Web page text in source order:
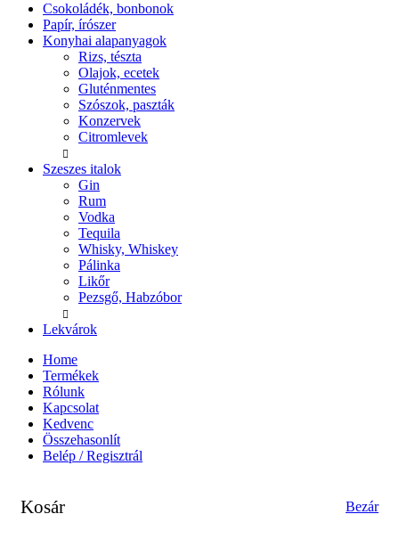
Csokoládék, bonbonok
Papír, írószer
Konyhai alapanyagok
Rizs, tészta
Olajok, ecetek
Gluténmentes
Szószok, paszták
Konzervek
Citromlevek
Szeszes italok
Gin
Rum
Vodka
Tequila
Whisky, Whiskey
Pálinka
Likőr
Pezsgő, Habzóbor
Lekvárok
Home
Termékek
Rólunk
Kapcsolat
Kedvenc
Összehasonlít
Belép / Regisztrál
Kosár Bezár